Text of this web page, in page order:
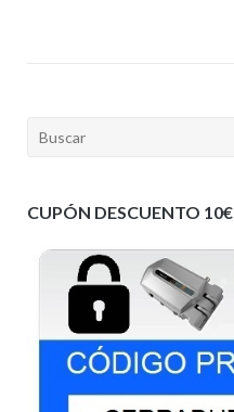
Buscar:
CUPÓN DESCUENTO 10€